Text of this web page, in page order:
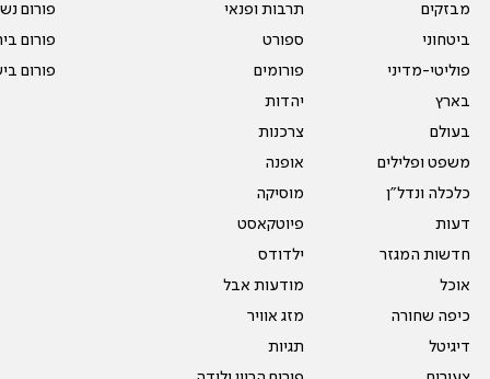
מבזקים
ביטחוני
פוליטי-מדיני
בארץ
בעולם
משפט ופלילים
כלכלה ונדל"ן
דעות
חדשות המגזר
אוכל
כיפה שחורה
דיגיטל
תרבות ופנאי
ספורט
פורומים
יהדות
צרכנות
אופנה
מוסיקה
פיוטקאסט
ילדודס
מודעות אבל
מזג אוויר
תגיות
פורום
פורום
פורום